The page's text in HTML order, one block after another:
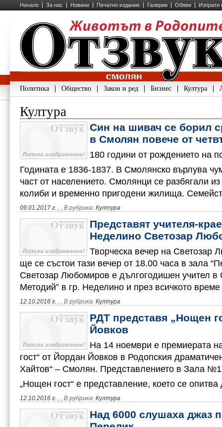
Начало За нас Новини Печатно издание Галерии Обяви Изпрати
Политика Общество Закон и ред Бизнес Култура
Култура
Син на шивач се борил
в Смолян повече от
180 години от рождението на
Годината е 1836-1837. В Смолянско върлува
част от населението. Смолянци се разбягали
колиби и временно пригодени жилища.
09.01.2017 г. , , В рубрика: Култура
Представят учителя-
Неделино Светозар
Творческа вечер на Светозар
ще се състои тази вечер от 18.00 часа в зала
Светозар Любомиров е дългогодишен учител в
Методий” в гр. Неделино и през всичкото
12.10.2016 г. , , В рубрика: Култура
РДТ представя „Нощен
Йовков
На 14 ноември е премиерата
гост“ от Йордан Йовков в Родопския
Хайтов“ – Смолян. Представлението в Зала №1
„Нощен гост“ е представление, което се
12.10.2016 г. , , В рубрика: Култура
Над 6000 слушаха джаз